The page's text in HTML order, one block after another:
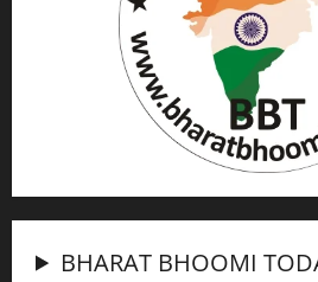
BHARAT BHOOMI